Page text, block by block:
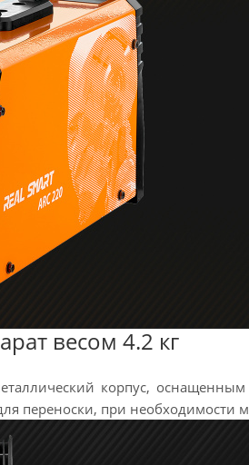
весом 4.2 кг
корпус,
переноски, при